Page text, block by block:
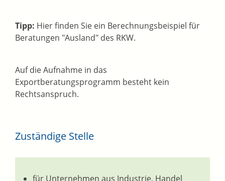
Tipp: Hier finden Sie ein Berechnungsbeispiel für
Beratungen "Ausland" des RKW.
Auf die Aufnahme in das
Exportberatungsprogramm besteht kein
Rechtsanspruch.
Zuständige Stelle
für Unternehmen aus Industrie, Handel